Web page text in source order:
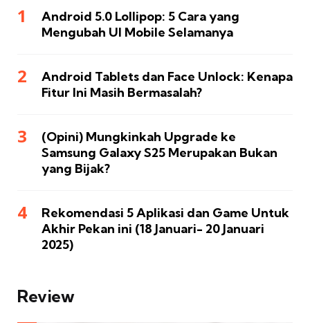
Android 5.0 Lollipop: 5 Cara yang
Mengubah UI Mobile Selamanya
Android Tablets dan Face Unlock: Kenapa
Fitur Ini Masih Bermasalah?
(Opini) Mungkinkah Upgrade ke
Samsung Galaxy S25 Merupakan Bukan
yang Bijak?
Rekomendasi 5 Aplikasi dan Game Untuk
Akhir Pekan ini (18 Januari- 20 Januari
2025)
Review